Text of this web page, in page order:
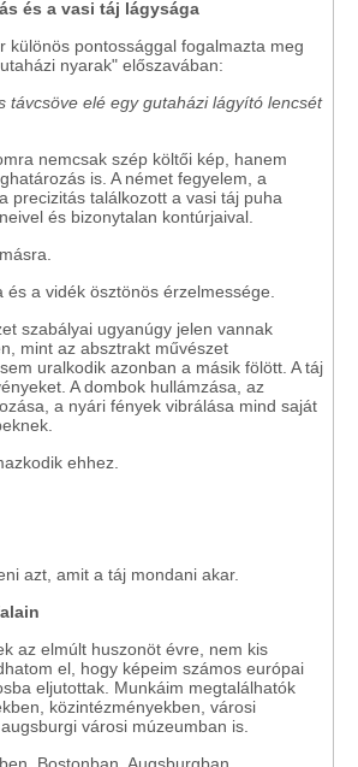
és a vasi táj lágysága
különös pontossággal fogalmazta meg
nyarak" előszavában:
távcsöve elé egy gutaházi lágyító lencsét
nemcsak szép költői kép, hanem
is. A német fegyelem, a
precizitás találkozott a vasi táj puha
és bizonytalan kontúrjaival.
és a vidék ösztönös érzelmessége.
szabályai ugyanúgy jelen vannak
mint az absztrakt művészet
uralkodik azonban a másik fölött. A táj
A dombok hullámzása, az
a nyári fények vibrálása mind saját
ehhez.
azt, amit a táj mondani akar.
az elmúlt huszonöt évre, nem kis
el, hogy képeim számos európai
eljutottak. Munkáim megtalálhatók
közintézményekben, városi
városi múzeumban is.